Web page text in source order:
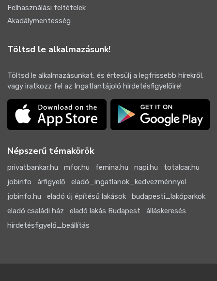
Felhasználási feltételek
Akadálymentesség
Töltsd le alkalmazásunk!
Töltsd le alkalmazásunkat, és értesülj a legfrissebb hírekről,
vagy iratkozz fel az Ingatlantájoló hirdetésfigyelőire!
Népszerű témakörök
privatbankar.hu mfor.hu femina.hu napi.hu
totalcar.hu
jobinfo
árfigyelő
eladó_ingatlanok_kedvezménnyel
jobinfo.hu
eladó új építésű lakások
budapesti_lakóparkok
eladó családi ház
eladó lakás Budapest
álláskeresés
hirdetésfigyelő_beállítás